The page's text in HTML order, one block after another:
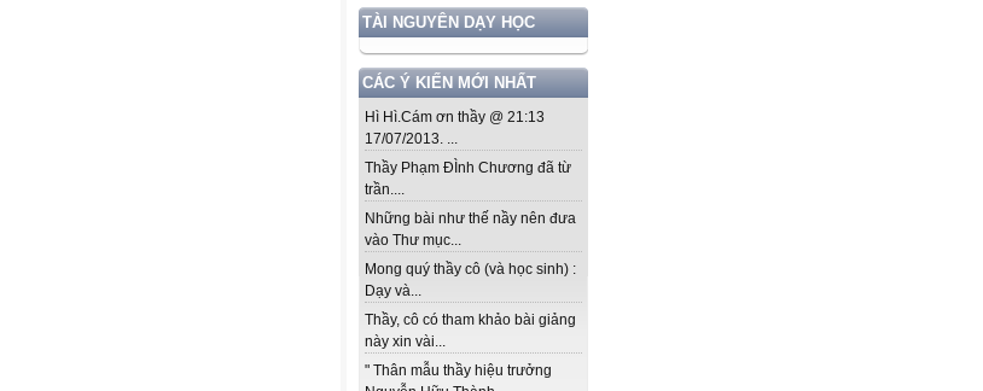
TÀI NGUYÊN DẠY HỌC
CÁC Ý KIẾN MỚI NHẤT
Hì Hì.Cám ơn thầy @ 21:13
17/07/2013. ...
Thầy Phạm ĐÌnh Chương đã từ
trần....
Những bài như thế nầy nên đưa
vào Thư mục...
Mong quý thầy cô (và học sinh) :
Dạy và...
Thầy, cô có tham khảo bài giảng
này xin vài...
" Thân mẫu thầy hiệu trưởng